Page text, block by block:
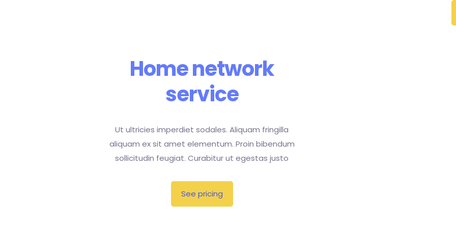
Home network
service
Ut ultricies imperdiet sodales. Aliquam fringilla
aliquam ex sit amet elementum. Proin bibendum
sollicitudin feugiat. Curabitur ut egestas justo
See pricing